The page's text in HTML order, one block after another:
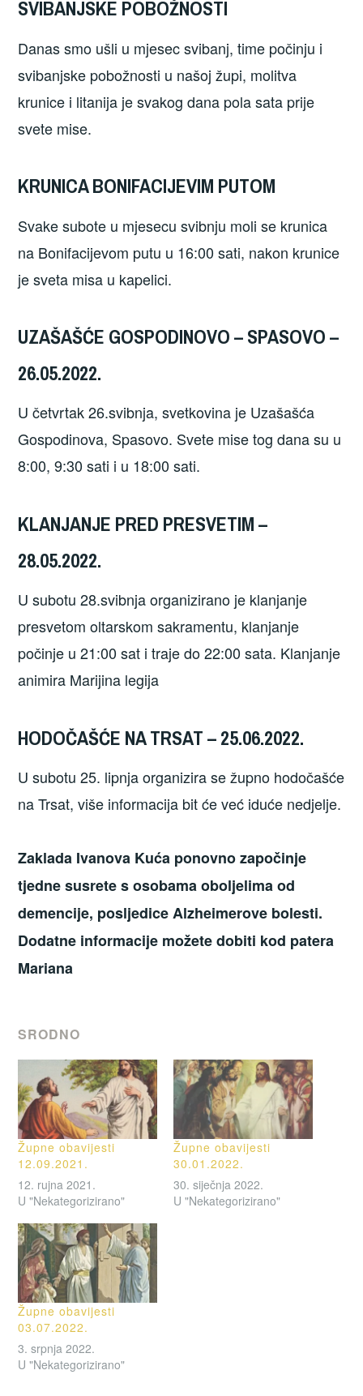
SVIBANJSKE POBOŽNOSTI
Danas smo ušli u mjesec svibanj, time počinju i
svibanjske pobožnosti u našoj župi, molitva
krunice i litanija je svakog dana pola sata prije
svete mise.
KRUNICA BONIFACIJEVIM PUTOM
Svake subote u mjesecu svibnju moli se krunica
na Bonifacijevom putu u 16:00 sati, nakon krunice
je sveta misa u kapelici.
UZAŠAŠĆE GOSPODINOVO – SPASOVO –
26.05.2022.
U četvrtak 26.svibnja, svetkovina je Uzašašća
Gospodinova, Spasovo. Svete mise tog dana su u
8:00, 9:30 sati i u 18:00 sati.
KLANJANJE PRED PRESVETIM –
28.05.2022.
U subotu 28.svibnja organizirano je klanjanje
presvetom oltarskom sakramentu, klanjanje
počinje u 21:00 sat i traje do 22:00 sata. Klanjanje
animira Marijina legija
HODOČAŠĆE NA TRSAT – 25.06.2022.
U subotu 25. lipnja organizira se župno hodočašće
na Trsat, više informacija bit će već iduće nedjelje.
Zaklada Ivanova Kuća ponovno započinje
tjedne susrete s osobama oboljelima od
demencije, posljedice Alzheimerove bolesti.
Dodatne informacije možete dobiti kod patera
Mariana
SRODNO
Župne obavijesti
12.09.2021.
12. rujna 2021.
U "Nekategorizirano"
Župne obavijesti
30.01.2022.
30. siječnja 2022.
U "Nekategorizirano"
Župne obavijesti
03.07.2022.
3. srpnja 2022.
U "Nekategorizirano"